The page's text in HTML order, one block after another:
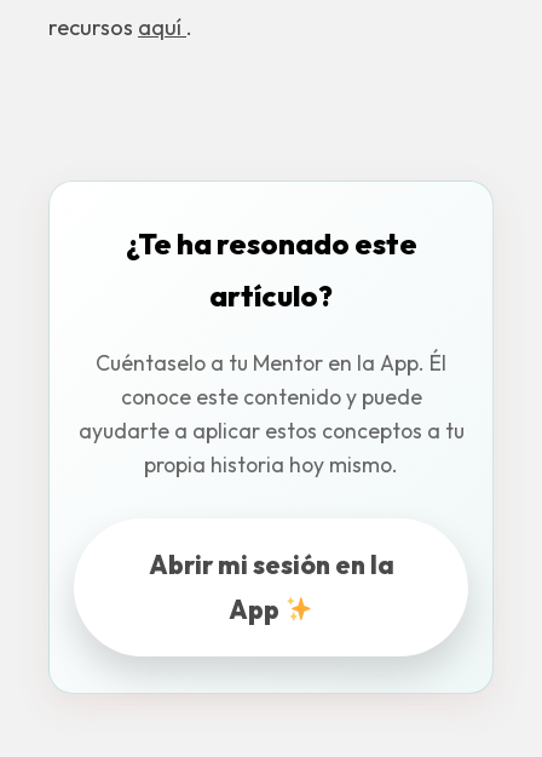
recursos aquí .
¿Te ha resonado este
artículo?
Cuéntaselo a tu Mentor en la App. Él
conoce este contenido y puede
ayudarte a aplicar estos conceptos a tu
propia historia hoy mismo.
Abrir mi sesión en la
App